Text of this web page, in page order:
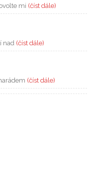
mi (číst dále)
nad (číst dále)
(číst dále)